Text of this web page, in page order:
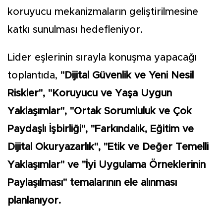
koruyucu mekanizmaların geliştirilmesine
katkı sunulması hedefleniyor.
Lider eşlerinin sırayla konuşma yapacağı
toplantıda, "Dijital Güvenlik ve Yeni Nesil
Riskler", "Koruyucu ve Yaşa Uygun
Yaklaşımlar", "Ortak Sorumluluk ve Çok
Paydaşlı İşbirliği", "Farkındalık, Eğitim ve
Dijital Okuryazarlık", "Etik ve Değer Temelli
Yaklaşımlar" ve "İyi Uygulama Örneklerinin
Paylaşılması" temalarının ele alınması
planlanıyor.